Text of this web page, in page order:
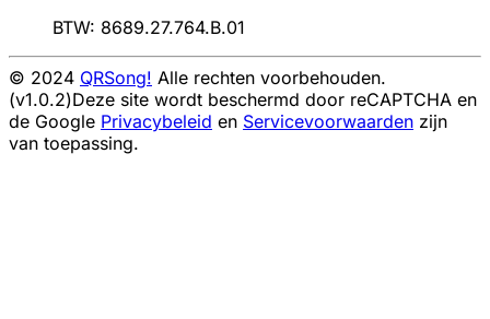
BTW: 8689.27.764.B.01
© 2024 QRSong! Alle rechten voorbehouden.
(v1.0.2)Deze site wordt beschermd door reCAPTCHA en
de Google Privacybeleid en Servicevoorwaarden zijn
van toepassing.